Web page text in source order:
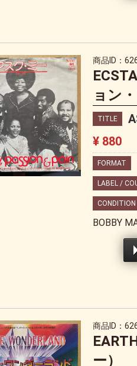
商品ID：
ョン
TITLE
¥ 880
FORMAT
LABEL /
BOBBY
商品ID：
ー）